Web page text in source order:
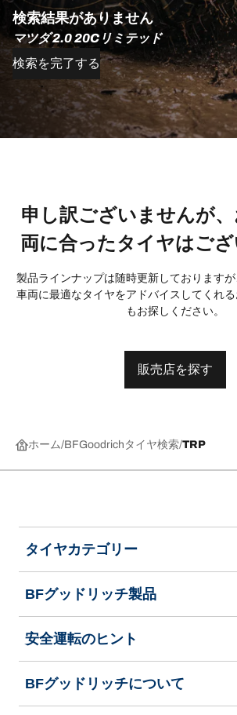
検索結果がありません
マツダ 2.0 20Cリミテッド
検索を完了する
申し訳ございませんが
両に合ったタイヤはござ
製品ラインナップは随時更新しております
車両に最適なタイヤをアドバイスしてくれ
もお探しください。
販売店を探す
ホーム BFGoodrichタイヤ検索 TRP
タイヤカテゴリー
BFグッドリッチ製品
安全運転のヒント
BFグッドリッチについて